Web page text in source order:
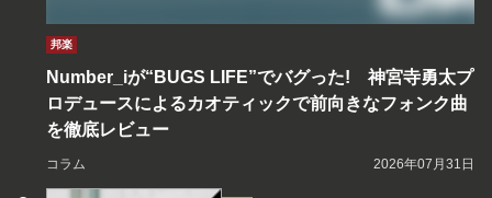
邦楽
Number_iが“BUGS LIFE”でバグった! 神宮寺勇太プ
ロデュースによるカオティックで前向きなフォンク曲
を徹底レビュー
コラム 2026年07月31日